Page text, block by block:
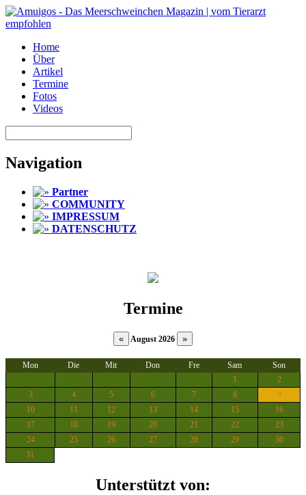
Home
Über
Artikel
Termine
Fotos
Videos
Navigation
Partner
COMMUNITY
IMPRESSUM
DATENSCHUTZ
Termine
August 2026
Mon Die Mit Don Fre Sam
Son
1
2
3
4 5 6 7 8
9
10
11 12 13 14 15
16
17
18 19 20 21 22
23
24
25 26 27 28 29
30
31
Unterstützt von: